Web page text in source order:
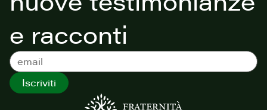
e racconti
Iscriviti